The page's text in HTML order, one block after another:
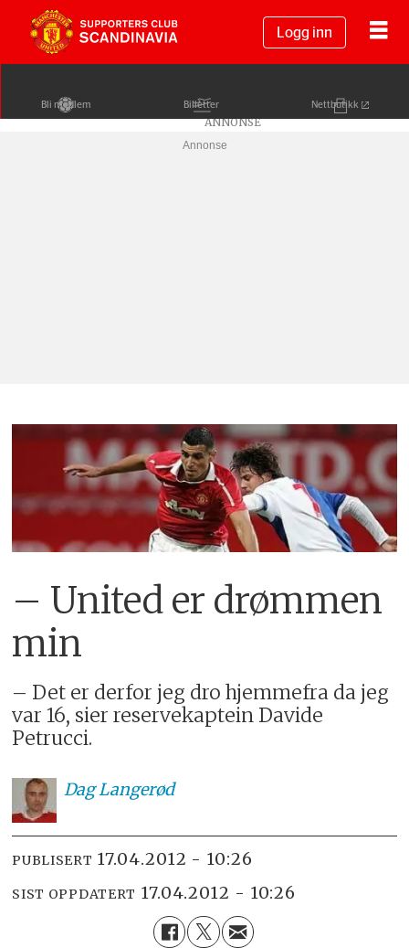
Logg inn
Bli medlem Billetter Nettbutikk
Annonse
– United er drømmen
min
– Det er derfor jeg dro hjemmefra da jeg
var 16, sier reservekaptein Davide
Petrucci.
DagLangerød
PUBLISERT 17.04.2012 - 10:26
SIST OPPDATERT 17.04.2012 - 10:26